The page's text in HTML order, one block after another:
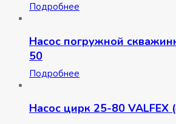
Подробнее
Насос погружной
50
Подробнее
Насос цирк 25-80 VALFEX